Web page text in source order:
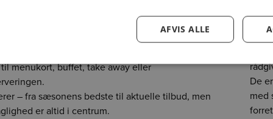
køkken
kan du som professionel smage på
specialiteter og nyheder – midt i indkøbet.
menukort, buffet, take away eller
– fra sæsonens bedste til aktuelle tilbud, men
er altid i centrum.
De
med
AFVIS ALLE